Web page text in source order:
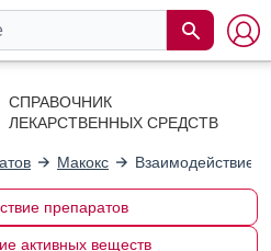
СПРАВОЧНИК
ЛЕКАРСТВЕННЫХ СРЕДСТВ
Макокс Взаимодействие
препаратов
активных веществ